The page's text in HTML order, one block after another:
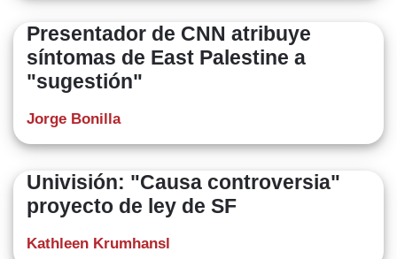
Presentador de CNN atribuye
síntomas de East Palestine a
"sugestión"
Jorge Bonilla
​Univisión: "Causa controversia"
proyecto de ley de SF
Kathleen Krumhansl